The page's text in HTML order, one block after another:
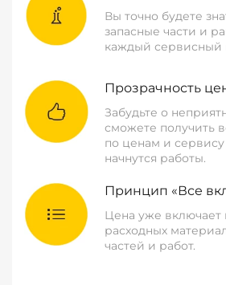
Вы точно будете
запасные части и
каждый сервисный
Прозрачность
Забудьте о
сможете получить
по ценам и
начнутся работы.
Принцип «Все
Цена уже включает
расходных
частей и работ.